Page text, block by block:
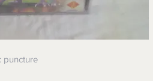
puncture